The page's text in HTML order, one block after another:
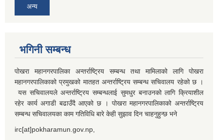
अन्य
भगिनी सम्बन्ध
पोखरा महानगरपालिका अन्तर्राष्ट्रिय सम्बन्ध तथा मामिलाको लागि पोखरा
महानगरपालिकाको प्रमुखको मातहत अन्तर्राष्ट्रिय सम्बन्ध सचिवालय रहेको छ ।
यस सचिवालयले अन्तर्राष्ट्रिय सम्बन्धलाई सुमधुर बनाउनको लागि क्रियाशील
रहेर कार्य अगाडी बढाउँदै आएको छ । पोखरा महानगरपालिकाको अन्तर्राष्ट्रिय
सम्बन्ध सचिवालयका काम गतिविधि बारे केही सुझाव दिन चाहनुहुन्छ भने
irc[at]pokharamun.gov.np,